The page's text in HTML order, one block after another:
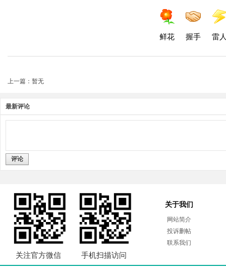
鲜花 握手 雷
上一篇：暂无
最新评论
评论
关注官方微信 手机扫描访问
关于我们
网站简介
投诉删帖
联系我们